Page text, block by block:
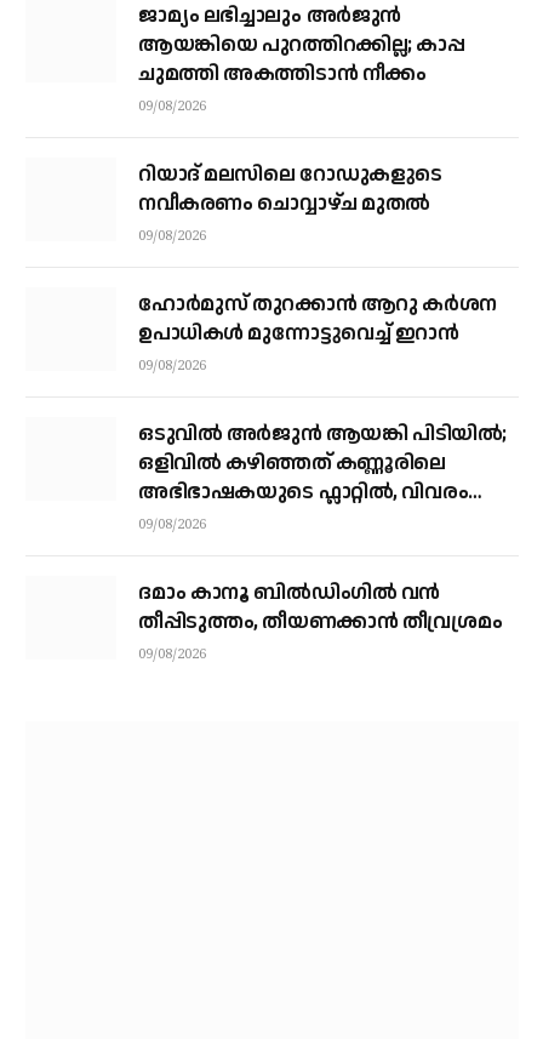
ജാമ്യം ലഭിച്ചാലും അര്‍ജുന്‍
ആയങ്കിയെ പുറത്തിറക്കില്ല; കാപ്പ
ചുമത്തി അകത്തിടാന്‍ നീക്കം
09/08/2026
റിയാദ് മലസിലെ റോഡുകളുടെ
നവീകരണം ചൊവ്വാഴ്ച മുതല്‍
09/08/2026
ഹോർമുസ് തുറക്കാൻ ആറു കർശന
ഉപാധികൾ മുന്നോട്ടുവെച്ച് ഇറാൻ
09/08/2026
ഒടുവിൽ അർജുൻ ആയങ്കി പിടിയിൽ;
ഒളിവിൽ കഴിഞ്ഞത് കണ്ണൂരിലെ
അഭിഭാഷകയുടെ ഫ്ലാറ്റിൽ, വിവരം
നൽകിയത് ഓട്ടോ ഡ്രൈവർ
09/08/2026
ദമാം കാനൂ ബിൽഡിംഗിൽ വൻ
തീപ്പിടുത്തം, തീയണക്കാൻ തീവ്രശ്രമം
09/08/2026